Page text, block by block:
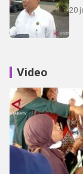
20
Video